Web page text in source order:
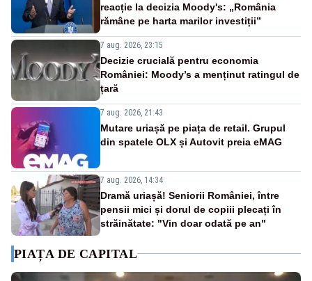
reacție la decizia Moody's: „România
rămâne pe harta marilor investiții”
7 aug. 2026, 23:15
Decizie crucială pentru economia
României: Moody’s a menținut ratingul de
țară
7 aug. 2026, 21:43
Mutare uriașă pe piața de retail. Grupul
din spatele OLX și Autovit preia eMAG
7 aug. 2026, 14:34
Dramă uriașă! Seniorii României, între
pensii mici și dorul de copiii plecați în
străinătate: "Vin doar odată pe an"
PIAȚA DE CAPITAL